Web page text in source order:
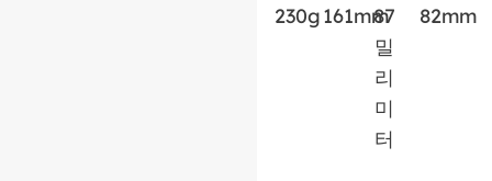
230g161mm
87
밀
리
미
터
82mm